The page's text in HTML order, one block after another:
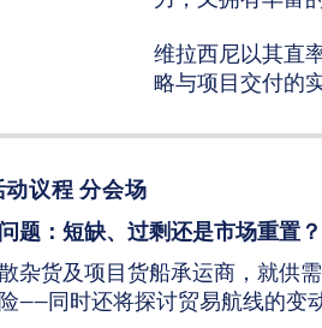
维拉西尼以其直
略与项目交付的
动议程 分会场
题：短缺、过剩还是市场重置？
杂货及项目货船承运商，就供
——同时还将探讨贸易航线的变